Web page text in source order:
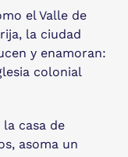
el Valle de
la ciudad
y enamoran:
colonial
casa de
asoma un